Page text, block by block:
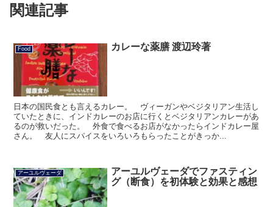
関連記事
Food カレーな薬膳 渡辺玲著
日本の国民食とも言えるカレー。 ヴィーガンやベジタリアン生活し
ていたときに、インドカレーのお店に行くとベジタリアンカレーがあ
るのが救いだった。 外食で食べるお店がなかったらインドカレー屋
さん。 友人にスパイスをいろいろもらったことがきっか...
アーユルヴェーダ
アーユルヴェーダでファスティン
グ（断食）を初体験と効果と感想